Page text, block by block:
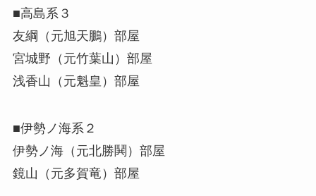
■高島系３
友綱（元旭天鵬）部屋
宮城野（元竹葉山）部屋
浅香山（元魁皇）部屋
■伊勢ノ海系２
伊勢ノ海（元北勝鬨）部屋
鏡山（元多賀竜）部屋